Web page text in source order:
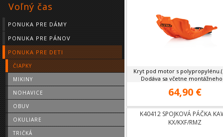
Voľný čas
PONUKA PRE DÁMY
PONUKA PRE PÁNOV
PONUKA PRE DETI
ČIAPKY
MIKINY
NOHAVICE
OBUV
OKULIARE
TRIČKÁ
Kryt pod motor s
Dodáva sa včetne
64,90 €
K40412 SPOJKOVÁ PÁČKA
KX/KXF/RMZ